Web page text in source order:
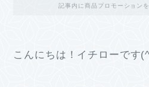
記事内に商品プロモーション
こんにちは！イチローです